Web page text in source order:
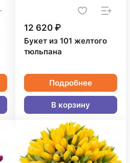
12 620 ₽
Букет из 101 желтого
тюльпана
Подробнее
В корзину